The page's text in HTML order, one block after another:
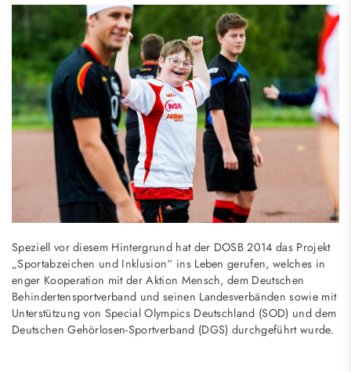
Speziell vor diesem Hintergrund hat der DOSB 2014 das Projekt
„Sportabzeichen und Inklusion“ ins Leben gerufen, welches in
enger Kooperation mit der Aktion Mensch, dem Deutschen
Behindertensportverband und seinen Landesverbänden sowie mit
Unterstützung von Special Olympics Deutschland (SOD) und dem
Deutschen Gehörlosen-Sportverband (DGS) durchgeführt wurde.